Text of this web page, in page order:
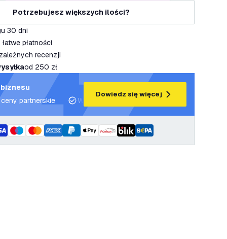
Potrzebujesz większych ilości?
30 dni
płatności
recenzji
od 250 zł
partnerskie
Wsparcie projektowe i plany oświetleniowe
Dowiedz się więcej